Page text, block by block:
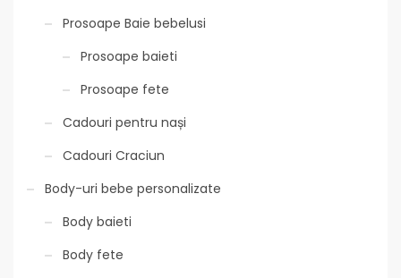
Prosoape Baie bebelusi
Prosoape baieti
Prosoape fete
Cadouri pentru nași
Cadouri Craciun
Body-uri bebe personalizate
Body baieti
Body fete